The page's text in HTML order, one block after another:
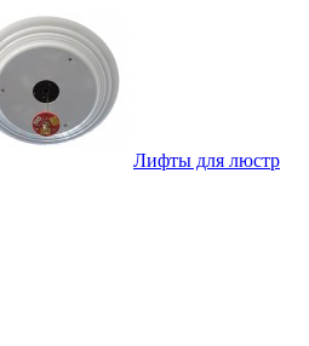
Лифты для люстр